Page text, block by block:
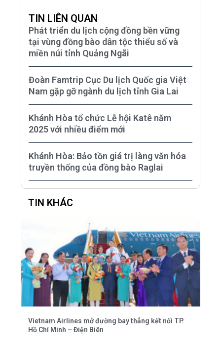
TIN LIÊN QUAN
Phát triển du lịch cộng đồng bền vững
tại vùng đồng bào dân tộc thiểu số và
miền núi tỉnh Quảng Ngãi
Đoàn Famtrip Cục Du lịch Quốc gia Việt
Nam gặp gỡ ngành du lịch tỉnh Gia Lai
Khánh Hòa tổ chức Lễ hội Katê năm
2025 với nhiều điểm mới
Khánh Hòa: Bảo tồn giá trị làng văn hóa
truyền thống của đồng bào Raglai
TIN KHÁC
Vietnam Airlines mở đường bay thẳng kết nối TP.
Hồ Chí Minh – Điện Biên